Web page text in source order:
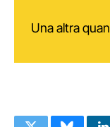
Una altra